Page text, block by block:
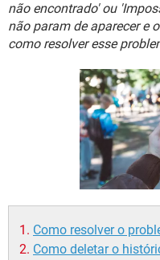
INSTAGRAM
GUIA DE COMPRAS
OUTLOOK
INSTAGRAM
GUIA DE COMPRAS
não encontrado' ou
não param de aparecer e
como resolver esse
Como resolver o
Como deletar o